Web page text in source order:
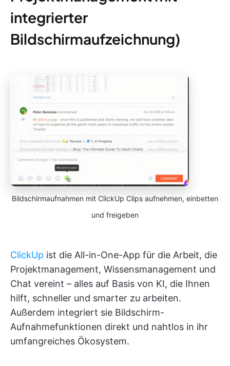
integrierter
Bildschirmaufzeichnung)
Bildschirmaufnahmen mit ClickUp Clips aufnehmen, einbetten
und freigeben
ClickUp ist die All-in-One-App für die Arbeit, die
Projektmanagement, Wissensmanagement und
Chat vereint – alles auf Basis von KI, die Ihnen
hilft, schneller und smarter zu arbeiten.
Außerdem integriert sie Bildschirm-
Aufnahmefunktionen direkt und nahtlos in ihr
umfangreiches Ökosystem.